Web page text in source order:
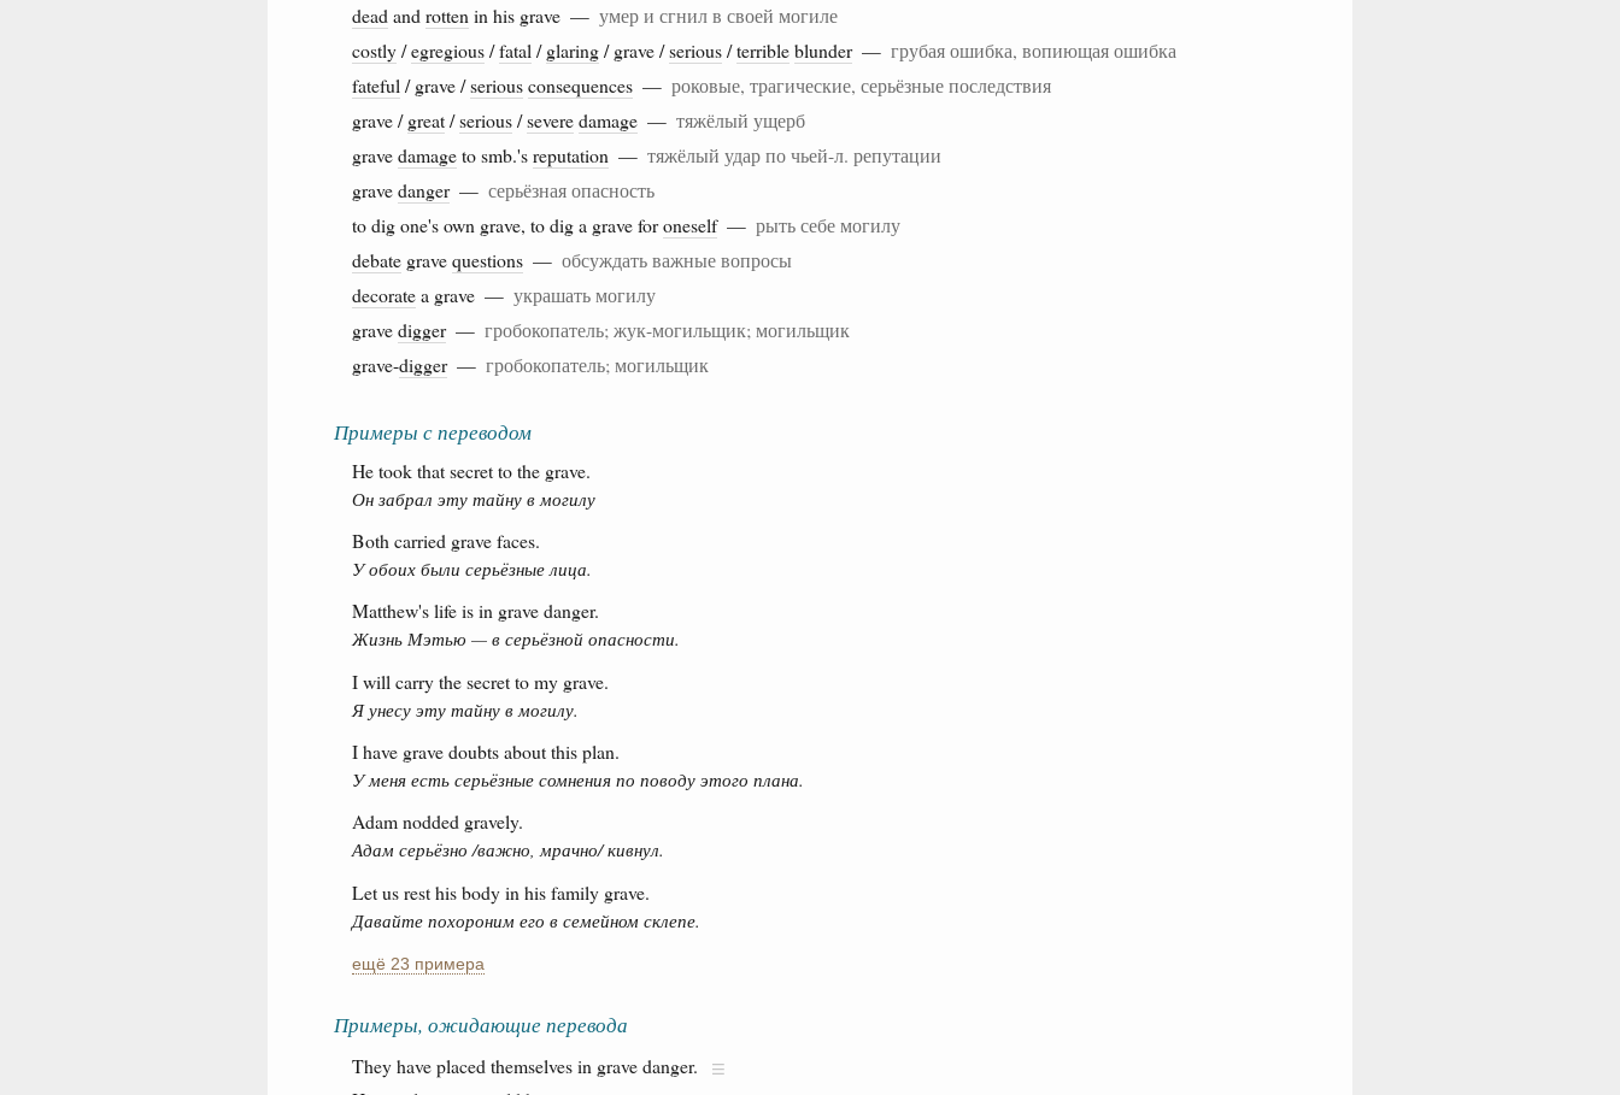
dead and rotten in his grave — умер и сгнил в своей могиле
costly/egregious/fatal /glaring/ grave /serious/terribleblunder— грубая ошибка, вопиющая ошибка
fateful / grave /seriousconsequences — роковые, трагические, серьёзные последствия
grave /great/serious/severedamage — тяжёлый ущерб
gravedamageto smb.'sreputation — тяжёлый удар по чьей-л. репутации
gravedanger— серьёзная опасность
to dig one's own grave, to dig a grave foroneself— рыть себе могилу
debate gravequestions — обсуждать важные вопросы
decoratea grave — украшать могилу
gravedigger— гробокопатель; жук-могильщик; могильщик
grave-digger— гробокопатель; могильщик
Примеры с переводом
He took that secret to the grave.
Он забрал эту тайну в могилу
Both carried grave faces.
У обоих были серьёзные лица.
Matthew's life is in grave danger.
Жизнь Мэтью — в серьёзной опасности.
I will carry the secret to my grave.
Я унесу эту тайну в могилу.
I have grave doubts about this plan.
У меня есть серьёзные сомнения по поводу этого плана.
Adam nodded gravely.
Адам серьёзно /важно, мрачно/ кивнул.
Let us rest his body in his family grave.
Давайте похороним его в семейном склепе.
ещё 23 примера
Примеры, ожидающие перевода
They have placed themselves in grave danger.